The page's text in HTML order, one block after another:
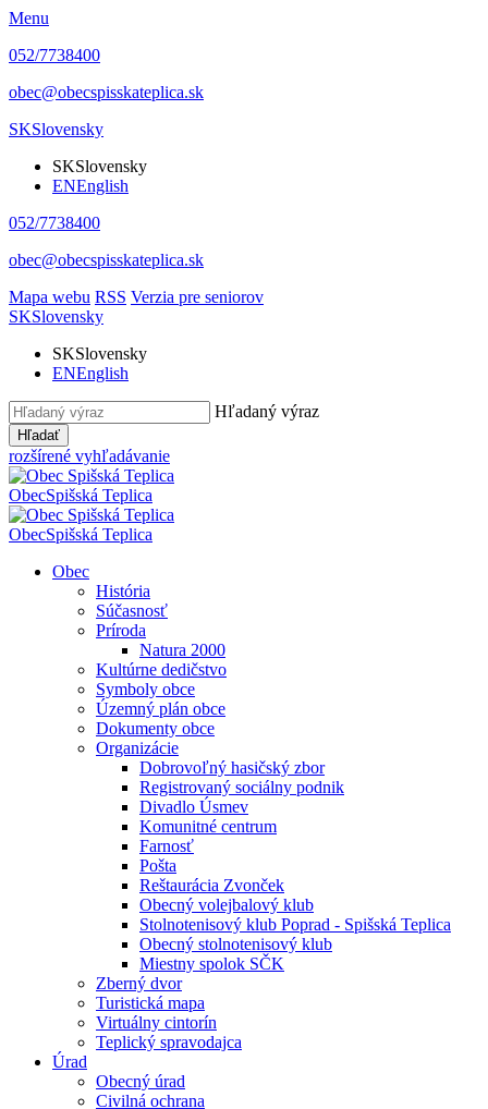
Menu
052/7738400
obec@obecspisskateplica.sk
SKSlovensky
SKSlovensky
ENEnglish
052/7738400
obec@obecspisskateplica.sk
Mapa webu RSS Verzia pre seniorov
SKSlovensky
SKSlovensky
ENEnglish
Hľadaný výraz
Hľadať
rozšírené vyhľadávanie
ObecSpišská Teplica
ObecSpišská Teplica
Obec
História
Súčasnosť
Príroda
Natura 2000
Kultúrne dedičstvo
Symboly obce
Územný plán obce
Dokumenty obce
Organizácie
Dobrovoľný hasičský zbor
Registrovaný sociálny podnik
Divadlo Úsmev
Komunitné centrum
Farnosť
Pošta
Reštaurácia Zvonček
Obecný volejbalový klub
Stolnotenisový klub Poprad - Spišská Teplica
Obecný stolnotenisový klub
Miestny spolok SČK
Zberný dvor
Turistická mapa
Virtuálny cintorín
Teplický spravodajca
Úrad
Obecný úrad
Civilná ochrana